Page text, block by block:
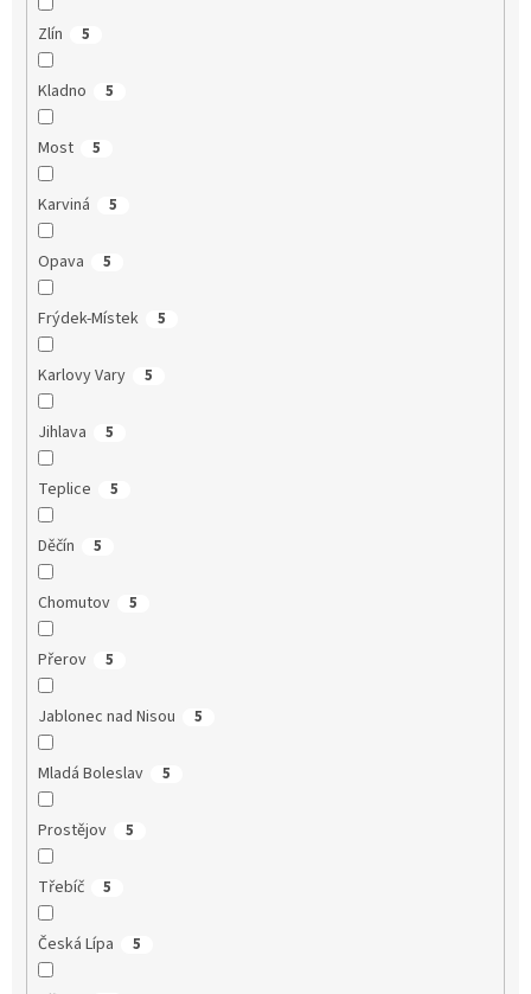
Zlín 5
Kladno 5
Most 5
Karviná 5
Opava 5
Frýdek-Místek 5
Karlovy Vary 5
Jihlava 5
Teplice 5
Děčín 5
Chomutov 5
Přerov 5
Jablonec nad Nisou 5
Mladá Boleslav 5
Prostějov 5
Třebíč 5
Česká Lípa 5